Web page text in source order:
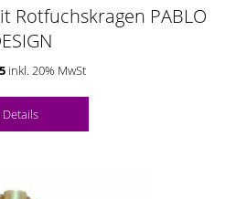
Rotfuchskragen PABLO
inkl. 20% MwSt
Details